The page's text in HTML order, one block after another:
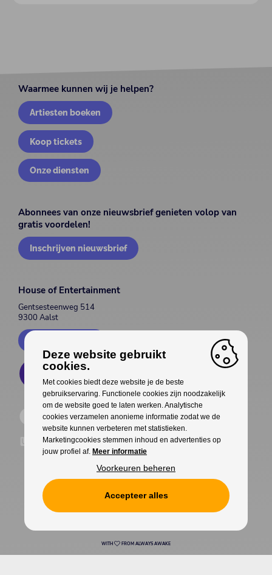
Waarmee kunnen wij je helpen?
Artiesten boeken
Koop tickets
Onze diensten
Abonnees van onze nieuwsbrief genieten volop van
gratis voordelen!
Inschrijven nieuwsbrief
House of Entertainment
Gentsesteenweg 514
9300 Aalst
Cookies Privacy
WITH FROM ALWAYS AWAKE
Deze website gebruikt
cookies.
Met cookies biedt deze website je de beste
gebruikservaring. Functionele cookies zijn noodzakelijk
om de website goed te laten werken. Analytische
cookies verzamelen anonieme informatie zodat we de
website kunnen verbeteren met statistieken.
Marketingcookies stemmen inhoud en advertenties op
jouw profiel af. Meer informatie
Voorkeuren beheren
Accepteer alles